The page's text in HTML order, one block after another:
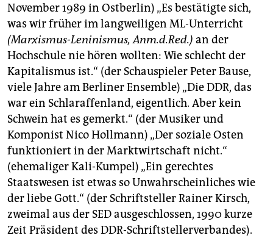
November 1989 in Ostberlin) „Es bestätigte sich,
was wir früher im langweiligen ML-Unterricht
(Marxismus-Leninismus, Anm.d.Red.) an der
Hochschule nie hören wollten: Wie schlecht der
Kapitalismus ist.“ (der Schauspieler Peter Bause,
viele Jahre am Berliner Ensemble) „Die DDR, das
war ein Schlaraffenland, eigentlich. Aber kein
Schwein hat es gemerkt.“ (der Musiker und
Komponist Nico Hollmann) „Der soziale Osten
funktioniert in der Marktwirtschaft nicht.“
(ehemaliger Kali-Kumpel) „Ein gerechtes
Staatswesen ist etwas so Unwahrscheinliches wie
der liebe Gott.“ (der Schriftsteller Rainer Kirsch,
zweimal aus der SED ausgeschlossen, 1990 kurze
Zeit Präsident des DDR-Schriftstellerverbandes).